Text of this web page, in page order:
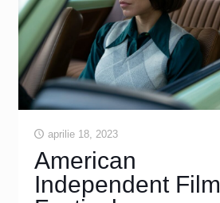
aprilie 18, 2023
American
Independent Film